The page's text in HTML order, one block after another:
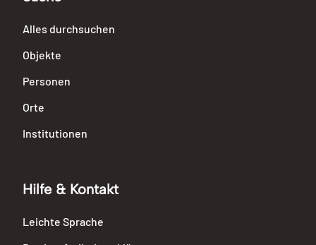
Alles durchsuchen
Objekte
Personen
Orte
Institutionen
Hilfe & Kontakt
Leichte Sprache